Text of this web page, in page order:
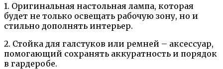
1. Оригинальная настольная лампа, которая
будет не только освещать рабочую зону, но и
стильно дополнять интерьер.
2. Стойка для галстуков или ремней – аксессуар,
помогающий сохранять аккуратность и порядок
в гардеробе.